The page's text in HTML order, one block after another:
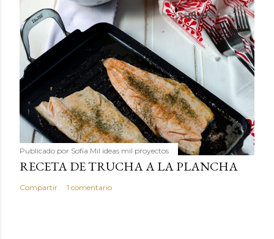
Publicado por Sofía Mil ideas mil proyectos
RECETA DE TRUCHA A LA PLANCHA
Compartir 1 comentario